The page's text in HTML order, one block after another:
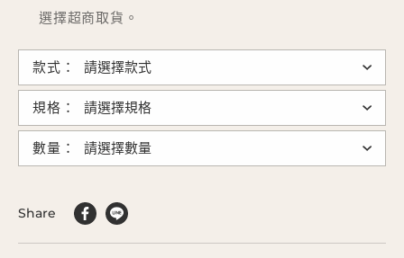
選擇超商取貨。
款式：
規格：
數量：
Share